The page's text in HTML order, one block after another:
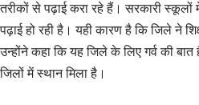
तरीकों से पढ़ाई करा रहे हैं। सरकारी स्कूलों
पढ़ाई हो रही है। यही कारण है कि जिले ने
उन्होंने कहा कि यह जिले के लिए गर्व की
जिलों में स्थान मिला है।